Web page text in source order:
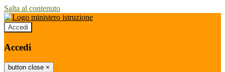
Salta al contenuto
Accedi
Accedi
button close ×